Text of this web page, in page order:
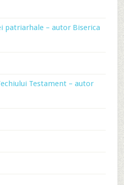
patriarhale – autor Biserica
Testament – autor